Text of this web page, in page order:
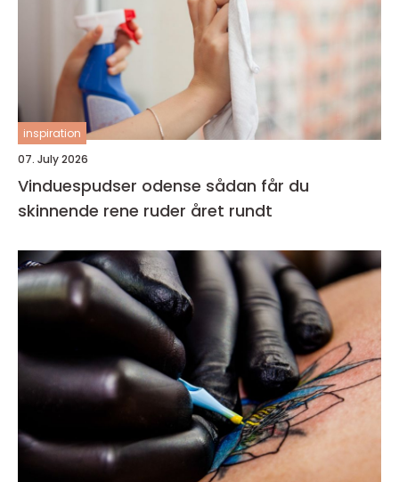
inspiration
07. July 2026
Vinduespudser odense sådan får du
skinnende rene ruder året rundt